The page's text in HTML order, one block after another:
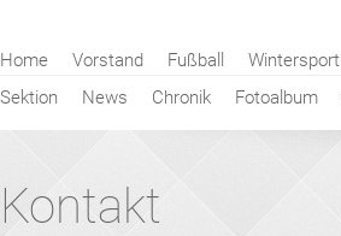
Navigation
Home Vorstand Fußball Wintersport
Sektion
News Chronik Fotoalbum
Kontakt